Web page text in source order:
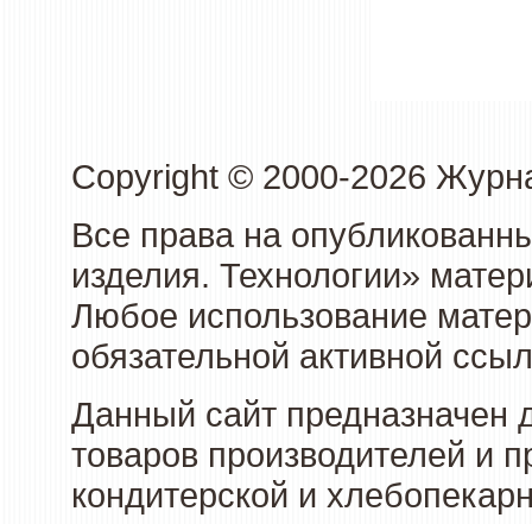
Copyright © 2000-2026
Все права на
изделия. Технологии»
Любое использование
обязательной активной
Данный сайт предназначен
товаров производителей и
кондитерской и